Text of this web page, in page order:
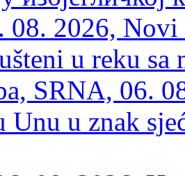
08. 2026, Novi
u reku sa
SRNA, 06.
Unu u znak